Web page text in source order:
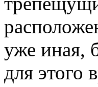
уже иная,
для этого